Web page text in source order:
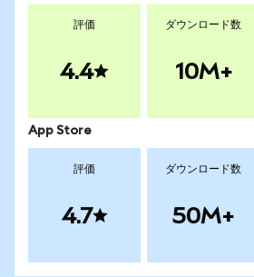
評価
4.4
ダウンロード数
10M+
App Store
評価
4.7
ダウンロード数
50M+